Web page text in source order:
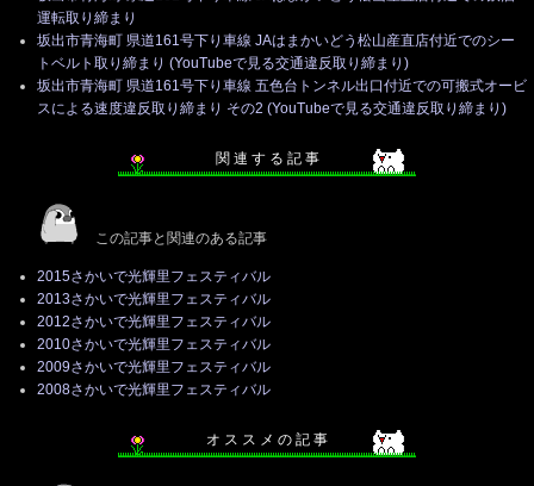
運転取り締まり
坂出市青海町 県道161号下り車線 JAはまかいどう松山産直店付近でのシー
トベルト取り締まり (YouTubeで見る交通違反取り締まり)
坂出市青海町 県道161号下り車線 五色台トンネル出口付近での可搬式オービ
スによる速度違反取り締まり その2 (YouTubeで見る交通違反取り締まり)
関 連 す る 記 事
この記事と関連のある記事
2015さかいで光輝里フェスティバル
2013さかいで光輝里フェスティバル
2012さかいで光輝里フェスティバル
2010さかいで光輝里フェスティバル
2009さかいで光輝里フェスティバル
2008さかいで光輝里フェスティバル
オ ス ス メ の 記 事